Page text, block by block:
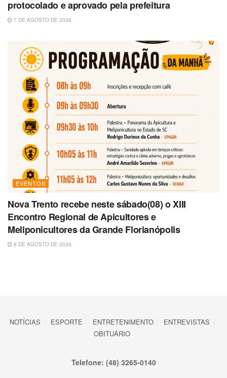
protocolado e aprovado pela prefeitura
7 DE AGOSTO DE 2026
EVENTOS
Nova Trento recebe neste sábado(08) o XIII
Encontro Regional de Apicultores e
Meliponicultores da Grande Florianópolis
6 DE AGOSTO DE 2026
NOTÍCIAS ESPORTE ENTRETENIMENTO
ENTREVISTAS
OBITUÁRIO
Telefone: (48) 3265-0140